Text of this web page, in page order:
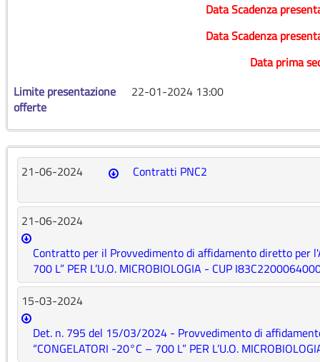
Data Scadenza
Data Scadenza
Data prima
Limite presentazione
offerte
22-01-2024 13:00
21-06-2024 Contratti PNC2
21-06-2024
Contratto per il Provvedimento di affidamento diretto per
700 L” PER L’U.O. MICROBIOLOGIA - CUP
15-03-2024
Det. n. 795 del 15/03/2024 - Provvedimento di
“CONGELATORI -20°C – 700 L” PER L’U.O.